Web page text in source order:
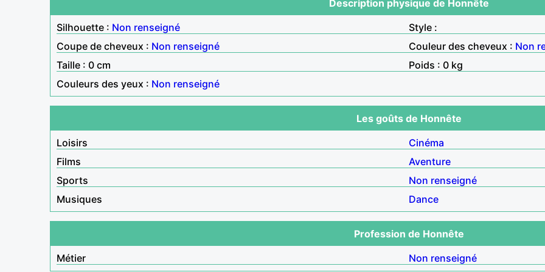
Description physique de Honnête
Silhouette : Non renseigné
Style :
Coupe de cheveux : Non renseigné Couleur des cheveux : Non
Taille : 0 cm
Poids : 0 kg
Couleurs des yeux : Non renseigné
Les goûts de Honnête
Loisirs
Cinéma
Films
Aventure
Sports
Non renseigné
Musiques
Dance
Profession de Honnête
Métier
Non renseigné